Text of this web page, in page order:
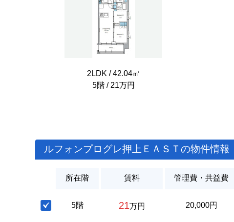
2LDK / 42.04㎡
5階 / 21万円
ルフォンプログレ押上ＥＡＳＴの物件情報
所在階 賃料 管理費・共益費
5階 21万円 20,000円